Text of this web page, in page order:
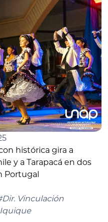
histórica gira a
y a Tarapacá en dos
Portugal
Vinculación